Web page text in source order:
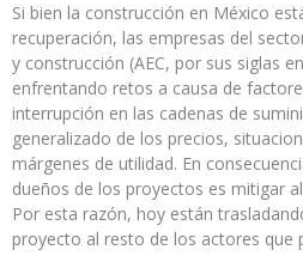
Si bien la construcción en México
recuperación, las empresas del
y construcción (AEC, por sus siglas
enfrentando retos a causa de
interrupción en las cadenas de
generalizado de los precios,
márgenes de utilidad. En
dueños de los proyectos es mitigar
Por esta razón, hoy están
proyecto al resto de los actores que